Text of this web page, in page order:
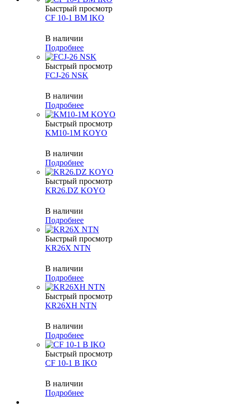
Быстрый просмотр
CF 10-1 BM IKO
В наличии
Подробнее
Быстрый просмотр
FCJ-26 NSK
В наличии
Подробнее
Быстрый просмотр
KM10-1M KOYO
В наличии
Подробнее
Быстрый просмотр
KR26.DZ KOYO
В наличии
Подробнее
Быстрый просмотр
KR26X NTN
В наличии
Подробнее
Быстрый просмотр
KR26XH NTN
В наличии
Подробнее
Быстрый просмотр
CF 10-1 B IKO
В наличии
Подробнее